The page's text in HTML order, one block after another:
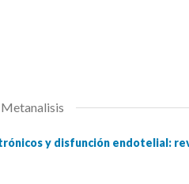
y disfunción endotelial: